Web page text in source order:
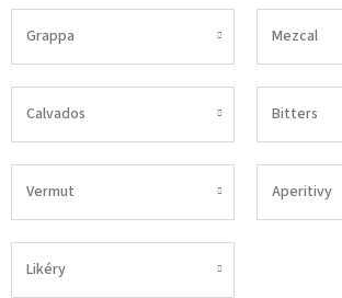
Grappa Mezcal
Calvados Bitters
Vermut Aperitivy
Likéry